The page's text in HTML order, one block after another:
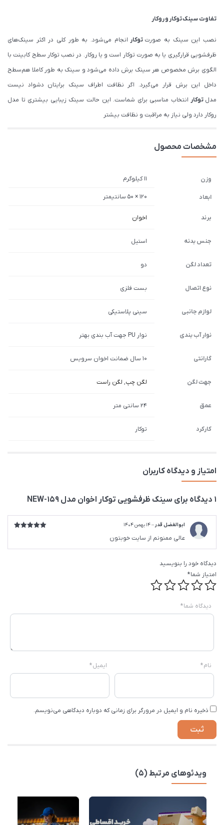
تفاوت سینکتوکاروروکار
نصب این سینک به صورتتوکار انجام می‌شود. به طور کلی در اکثر سینک‌های
ظرفشویی قرارگیری یا به صورت توکار است و یا روکار. در نصب توکار سطح کابینت با
الگوی برش مخصوص هر سینک برش داده می‌شود و سینک به طور کاملا هم‌سطح
داخل این برش قرار می‌گیرد. اگر نظافت اطراف سینک برایتان دشواد نیست
مدل توکارانتخاب مناسبی برای شماست. این حالت سینک زیبایی بیشتری تا مدل
روکار دارد ولی نیاز به مراقبت و نظافت بیشتر
مشخصات محصول
وزن 11 کیلوگرم
ابعاد 120 × 50 سانتیمتر
برند اخوان
جنس بدنه استیل
تعداد لگن دو
نوع اتصال بست فلزی
لوازم جانبی سینی پلاستیکی
نوار آب بندی نوار PU جهت آب بندی بهتر
گارانتی 10 سال ضمانت اخوان سرویس
جهت لگن لگن چپ, لگن راست
عمق 24 سانتی متر
کارکرد توکار
امتیاز و دیدگاه کاربران
1 دیدگاه برای سینک ظرفشویی توکار اخوان مدل 159-NEW
ابوالفضل قدر–14 بهمن 1404
عالی ممنونم از سایت خوبتون
دیدگاه خود را بنویسید
امتیاز شما*
دیدگاه شما*
نام* ایمیل*
ذخیره نام و ایمیل در مرورگر برای زمانی که دوباره دیدگاهی می‌نویسم.
ویدئوهای مرتبط (5)